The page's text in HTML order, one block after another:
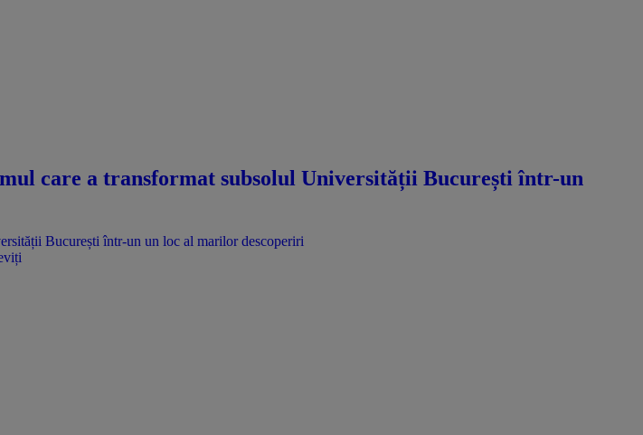
care a transformat subsolul Universității București într-un